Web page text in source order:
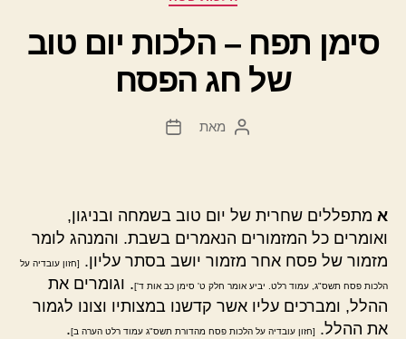
סימן תפח – הלכות יום טוב
של חג הפסח
המחבר
מאת
תאריך
א מתפללים שחרית של יום טוב בשמחה ובניגון,
ואומרים כל המזמורים הנאמרים בשבת. והמנהג לומר
מזמור של פסח אחר מזמור יושב בסתר עליון.
[חזון עובדיה על
הלכות פסח תשס"ג, עמוד רלט. יביע אומר חלק ט' סימן כב אות ד']. וגומרים את
ההלל, ומברכים עליו אשר קדשנו במצותיו וצונו לגמור
את ההלל.
[חזון עובדיה על הלכות פסח מהדורת תשס"ג עמוד רלט הערה ב].